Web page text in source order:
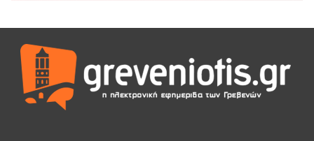
ΕΥΧΑΡΙΣΤΙΕΣ Φυσιολατρικού Συλλόγου Γρεβενών
4 Αυγούστου 2026
Έκτακτη χρηματοδότηση 400.000€ για επιπλέον εργασίες